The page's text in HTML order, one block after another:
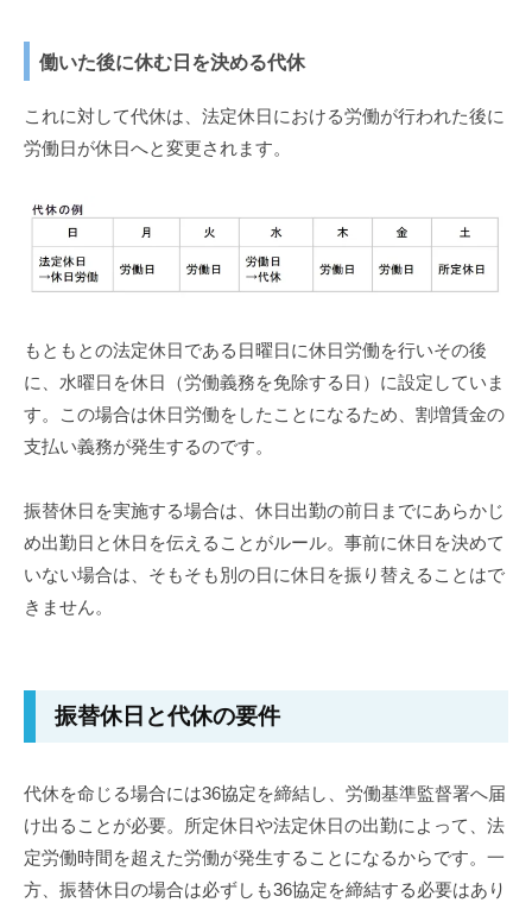
働いた後に休む日を決める代休
これに対して代休は、法定休日における労働が行われた後に
労働日が休日へと変更されます。
もともとの法定休日である日曜日に休日労働を行いその後
に、水曜日を休日（労働義務を免除する日）に設定していま
す。この場合は休日労働をしたことになるため、割増賃金の
支払い義務が発生するのです。
振替休日を実施する場合は、休日出勤の前日までにあらかじ
め出勤日と休日を伝えることがルール。事前に休日を決めて
いない場合は、そもそも別の日に休日を振り替えることはで
きません。
振替休日と代休の要件
代休を命じる場合には36協定を締結し、労働基準監督署へ届
け出ることが必要。所定休日や法定休日の出勤によって、法
定労働時間を超えた労働が発生することになるからです。一
方、振替休日の場合は必ずしも36協定を締結する必要はあり